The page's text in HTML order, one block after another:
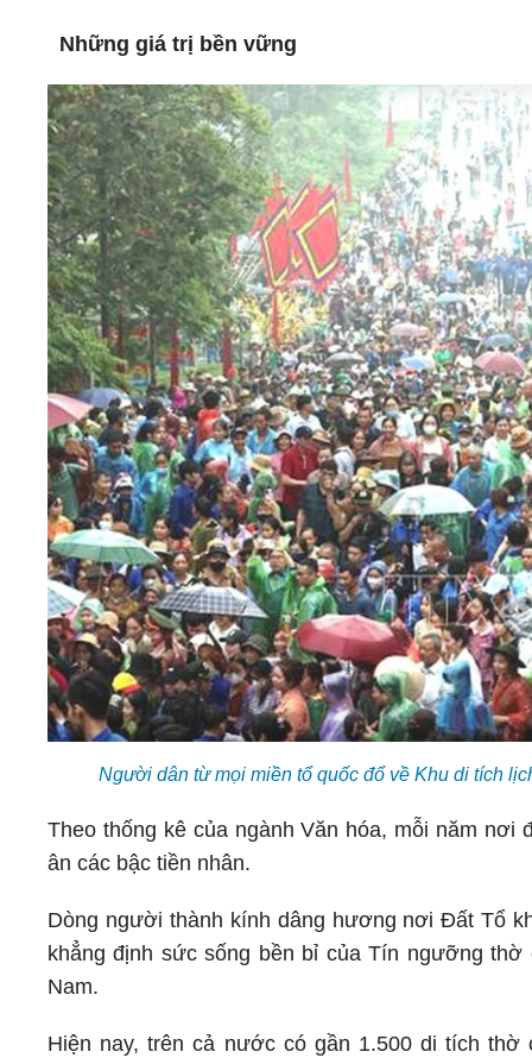
Những giá trị bền vững
Người dân từ mọi miền tổ quốc đổ về Khu di tích
Theo thống kê của ngành Văn hóa, mỗi năm
ân các bậc tiền nhân.
Dòng người thành kính dâng hương nơi Đất Tổ
khẳng định sức sống bền bỉ của Tín ngưỡng
Nam.
Hiện nay, trên cả nước có gần 1.500 di tích